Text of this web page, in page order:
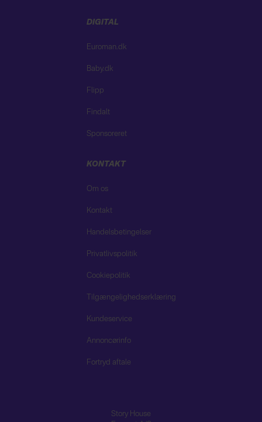
DIGITAL
Euroman.dk
Baby.dk
Flipp
Findalt
Sponsoreret
KONTAKT
Om os
Kontakt
Handelsbetingelser
Privatlivspolitik
Cookiepolitik
Tilgængelighedserklæring
Kundeservice
Annoncørinfo
Fortryd aftale
Story House